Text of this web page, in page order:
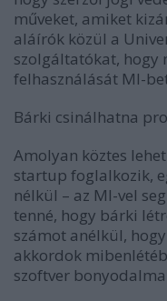
műveket, amiket
aláírók közül a
szolgáltatókat, hogy
felhasználását MI-
Bárki csinálhatna
Amolyan köztes
startup foglalkozik,
nélkül – az MI-vel
tenné, hogy bárki
számot anélkül,
akkordok
szoftver